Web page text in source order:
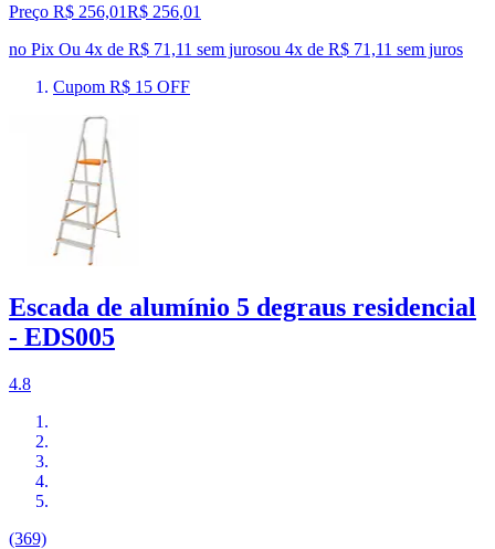
Preço R$ 256,01R$ 256,01
no Pix Ou 4x de R$ 71,11 sem jurosou 4x de R$ 71,11 sem juros
Cupom R$ 15 OFF
Escada de alumínio 5 degraus residencial
- EDS005
4.8
(369)